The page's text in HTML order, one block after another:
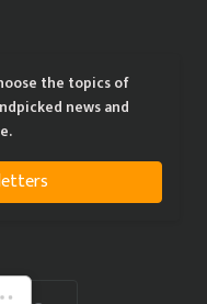
the topics of
news and